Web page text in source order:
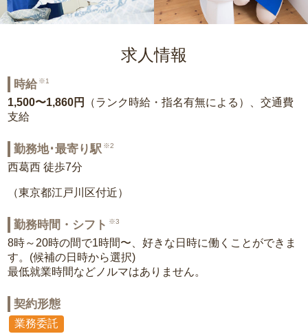
求人情報
時給 ※1
1,500〜1,860円
（ランク時給・指名有無による）、交通費
支給
勤務地･最寄り駅 ※2
西葛西 徒歩7分
（東京都江戸川区付近）
勤務時間・シフト ※3
8時～20時の間で1時間〜、好きな日時に働くことができま
す。(候補の日時から選択)
最低就業時間などノルマはありません。
契約形態
業務委託